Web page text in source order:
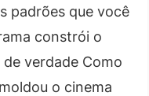
padrões que você
constrói o
verdade Como
o cinema